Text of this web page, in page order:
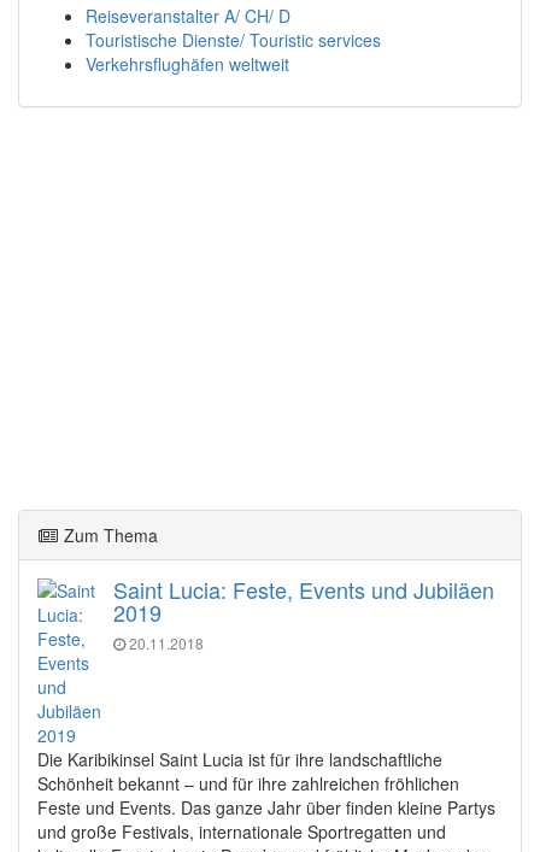
Reiseveranstalter A/ CH/ D
Touristische Dienste/ Touristic services
Verkehrsflughäfen weltweit
Zum Thema
Saint Lucia: Feste, Events und Jubiläen
2019
20.11.2018
Die Karibikinsel Saint Lucia ist für ihre landschaftliche
Schönheit bekannt – und für ihre zahlreichen fröhlichen
Feste und Events. Das ganze Jahr über finden kleine Partys
und große Festivals, internationale Sportregatten und